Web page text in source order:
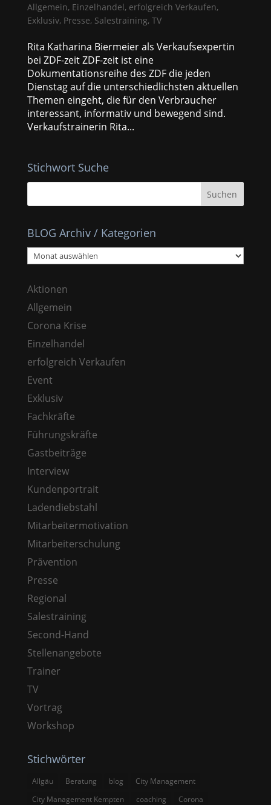
Allgemein, Einzelhandel, erfolgreich Verkaufen,
Exklusiv, Presse, Salestraining, TV
Rita Katharina Biermeier als Verkaufsexpertin
bei ZDF-zeit ZDF-zeit ist eine
Dokumentationsreihe des ZDF die jeden
Dienstag auf die unterschiedlichsten aktuellen
Themen eingeht, die für den Verbraucher
interessant, informativ und bewegend sind.
Verkaufstrainerin Rita...
Stichwort Suche
BLOG Archiv / Kategorien
BLOG
Archiv
Kategorien
Aktionen
Allgemein
Corona Krise
Einzelhandel
erfolgreich Verkaufen
Event
Exklusiv
Fachkräfte
Führungskräfte
Gastbeiträge
Interview
Kundenportrait
Ladendiebstahl
Mitarbeitermotivation
Mitarbeiterschulung
Prävention
Presse
Regional
Salestraining
Second-Hand
Stellenangebote
Trainer
TV
Vortrag
Workshop
Stichwörter
Allgäu Beratung blog
City Management
City Management Kempten
coaching
Corona